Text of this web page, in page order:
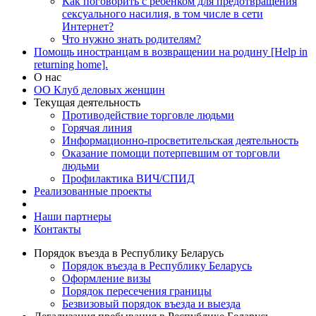
сексуального насилия, в том числе в сети
Интернет?
Что нужно знать родителям?
Помощь иностранцам в возвращении на родину [Help in
returning home].
О нас
ОО Клуб деловых женщин
Текущая деятельность
Противодействие торговле людьми
Горячая линия
Информационно-просветительская деятельность
Оказание помощи потерпевшим от торговли
людьми
Профилактика ВИЧ/СПИД
Реализованные проекты
Наши партнеры
Контакты
Порядок въезда в Республику Беларусь
Порядок въезда в Республику Беларусь
Оформление визы
Порядок пересечения границы
Безвизовый порядок въезда и выезда